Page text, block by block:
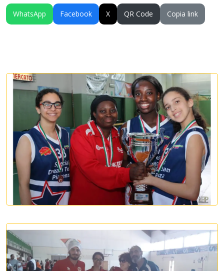
WhatsApp Facebook X QR Code Copia link